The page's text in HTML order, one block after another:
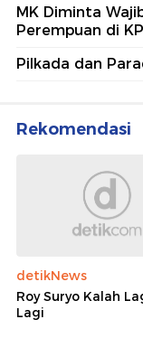
MK Diminta
Perempuan di
Pilkada dan
Rekomendasi
detikNews
Roy Suryo Kalah
Lagi